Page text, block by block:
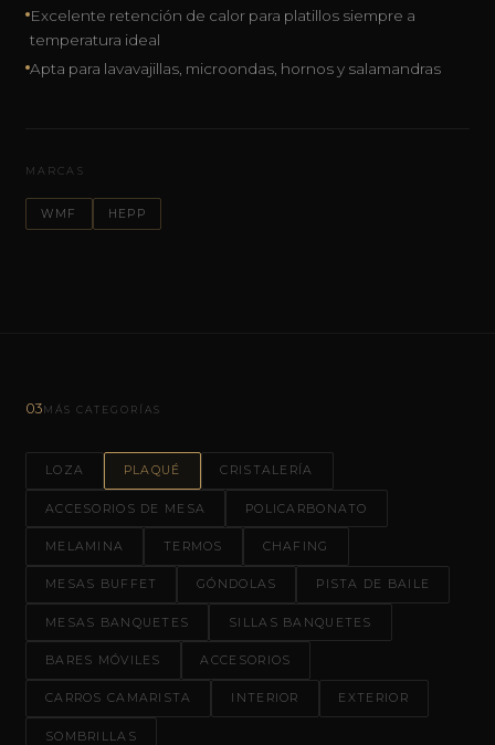
Excelente retención de calor para platillos siempre a
temperatura ideal
Apta para lavavajillas, microondas, hornos y salamandras
MARCAS
WMF HEPP
03MÁS CATEGORÍAS
LOZA PLAQUÉ CRISTALERÍA
ACCESORIOS DE MESA POLICARBONATO
MELAMINA TERMOS CHAFING
MESAS BUFFET GÓNDOLAS PISTA DE BAILE
MESAS BANQUETES SILLAS BANQUETES
BARES MÓVILES ACCESORIOS
CARROS CAMARISTA INTERIOR EXTERIOR
SOMBRILLAS